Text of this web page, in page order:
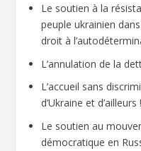
Le soutien à la
peuple ukrainien
droit à
L’annulation de la
L’accueil sans
d’Ukraine et d’ailleurs !
Le soutien au
démocratique en